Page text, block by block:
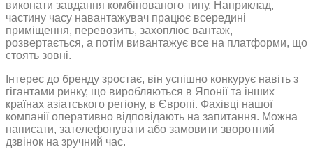
виконати завдання комбінованого типу. Наприклад,
частину часу навантажувач працює всередині
приміщення, перевозить, захоплює вантаж,
розвертається, а потім вивантажує все на платформи, що
стоять зовні.
Інтерес до бренду зростає, він успішно конкурує навіть з
гігантами ринку, що виробляються в Японії та інших
країнах азіатського регіону, в Європі. Фахівці нашої
компанії оперативно відповідають на запитання. Можна
написати, зателефонувати або замовити зворотний
дзвінок на зручний час.